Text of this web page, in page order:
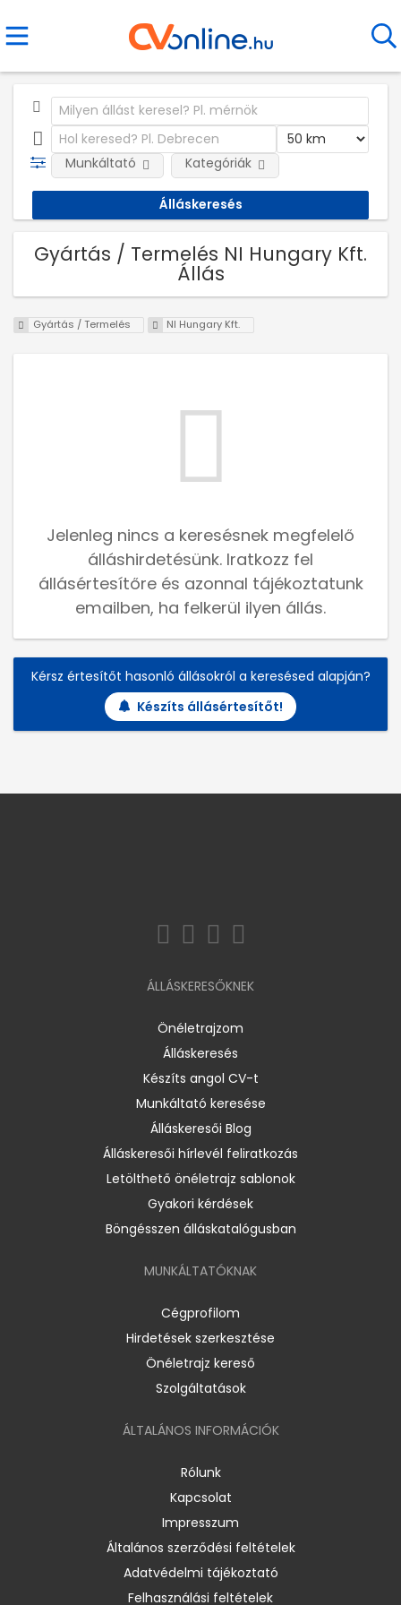
Munkáltató Kategóriák
Gyártás / Termelés NI Hungary Kft.
Állás
Gyártás / Termelés NI Hungary Kft.
Jelenleg nincs a keresésnek megfelelő
álláshirdetésünk. Iratkozz fel
állásértesítőre és azonnal tájékoztatunk
emailben, ha felkerül ilyen állás.
Kérsz értesítőt hasonló állásokról a keresésed alapján?
Készíts állásértesítőt!
ÁLLÁSKERESŐKNEK
Önéletrajzom
Álláskeresés
Készíts angol CV-t
Munkáltató keresése
Álláskeresői Blog
Álláskeresői hírlevél feliratkozás
Letölthető önéletrajz sablonok
Gyakori kérdések
Böngésszen álláskatalógusban
MUNKÁLTATÓKNAK
Cégprofilom
Hirdetések szerkesztése
Önéletrajz kereső
Szolgáltatások
ÁLTALÁNOS INFORMÁCIÓK
Rólunk
Kapcsolat
Impresszum
Általános szerződési feltételek
Adatvédelmi tájékoztató
Felhasználási feltételek